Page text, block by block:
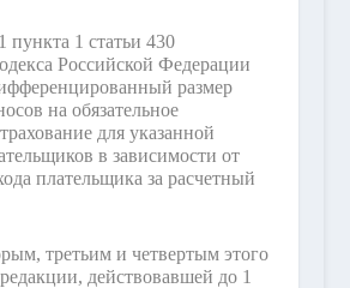
1 статьи 430
Российской Федерации
размер
на обязательное
для указанной
в зависимости от
плательщика за расчетный
третьим и четвертым этого
действовавшей до 1